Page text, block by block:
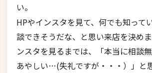
い。
HPやインスタを見て、何でも知って
談できそうだな、と思い来店を決め
ンスタを見るまでは、「本当に相談
あやしい…(失礼ですが・・・）」と